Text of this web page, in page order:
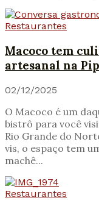
Restaurantes
Macoco tem
artesanal na
02/12/2025
O Macoco é um
bistrô para você
Rio Grande do
vis, o espaço tem
machê...
Restaurantes